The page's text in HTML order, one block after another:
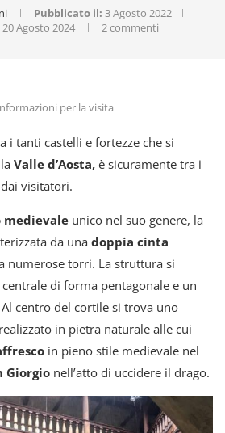
Pubblicato il: 3 Agosto 2022
20 Agosto 2024 2 commenti
per la visita
i tanti castelli e fortezze che si
Valle d’Aosta, è sicuramente tra i
visitatori.
medievale unico nel suo genere, la
da una doppia cinta
numerose torri. La struttura si
di forma pentagonale e un
centro del cortile si trova uno
in pietra naturale alle cui
in pieno stile medievale nel
Giorgio nell’atto di uccidere il drago.